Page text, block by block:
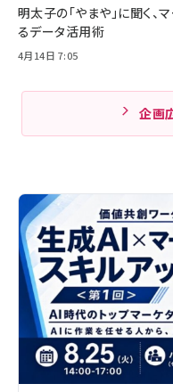
明太子の「やまや」に聞く、
るデータ活用術
4月14日 7:05
企画